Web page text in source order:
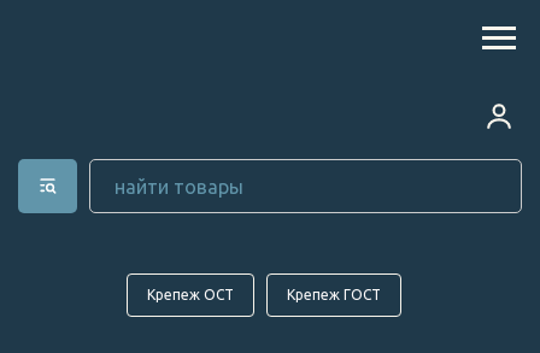
Крепеж ОСТ Крепеж ГОСТ